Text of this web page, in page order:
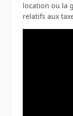
location ou la
relatifs aux